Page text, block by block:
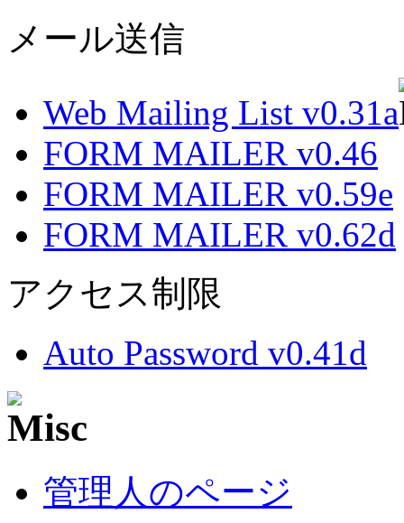
メール送信
Web Mailing List v0.31a
FORM MAILER v0.46
FORM MAILER v0.59e
FORM MAILER v0.62d
アクセス制限
Auto Password v0.41d
管理人のページ